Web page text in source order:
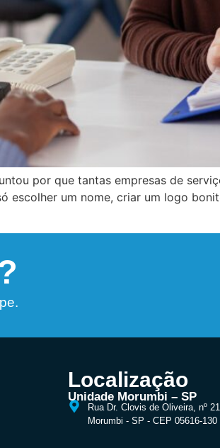
por que tantas empresas de
escolher um nome, criar um logo
Localização
Unidade Morumbi – SP
Rua Dr. Clovis de Oliveira, nº
Morumbi - SP - CEP 05616-130